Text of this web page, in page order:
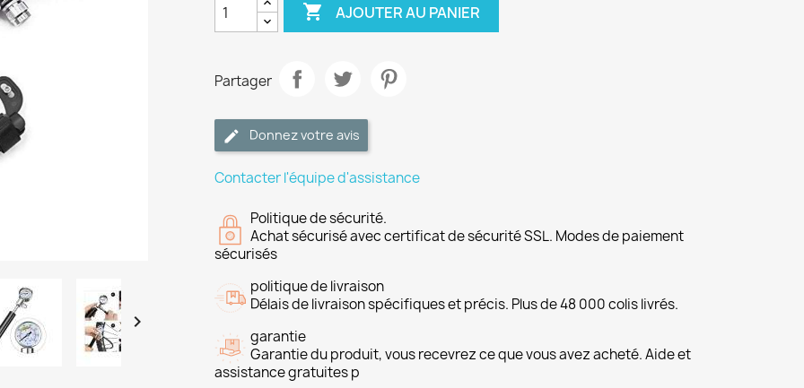

 AJOUTER AU PANIER
Partager
Donnez votre avis
Contacter l'équipe d'assistance
Politique de sécurité.
Achat sécurisé avec certificat de sécurité SSL. Modes de paiement
sécurisés
politique de livraison
Délais de livraison spécifiques et précis. Plus de 48 000 colis livrés.
garantie
Garantie du produit, vous recevrez ce que vous avez acheté. Aide et
assistance gratuites p